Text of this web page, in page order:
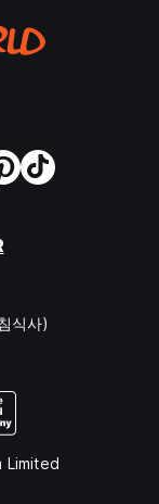
식사)